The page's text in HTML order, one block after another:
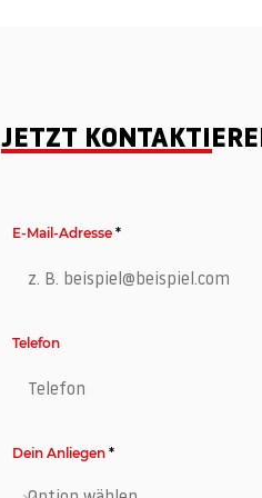
JETZT
E-Mail-Adresse
Telefon
Dein Anliegen